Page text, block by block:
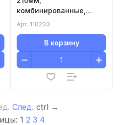
комбинированные,
CrV,56-62HRC 110203
Арт. 110203
В корзину
След. ctrl →
1 2 3 4